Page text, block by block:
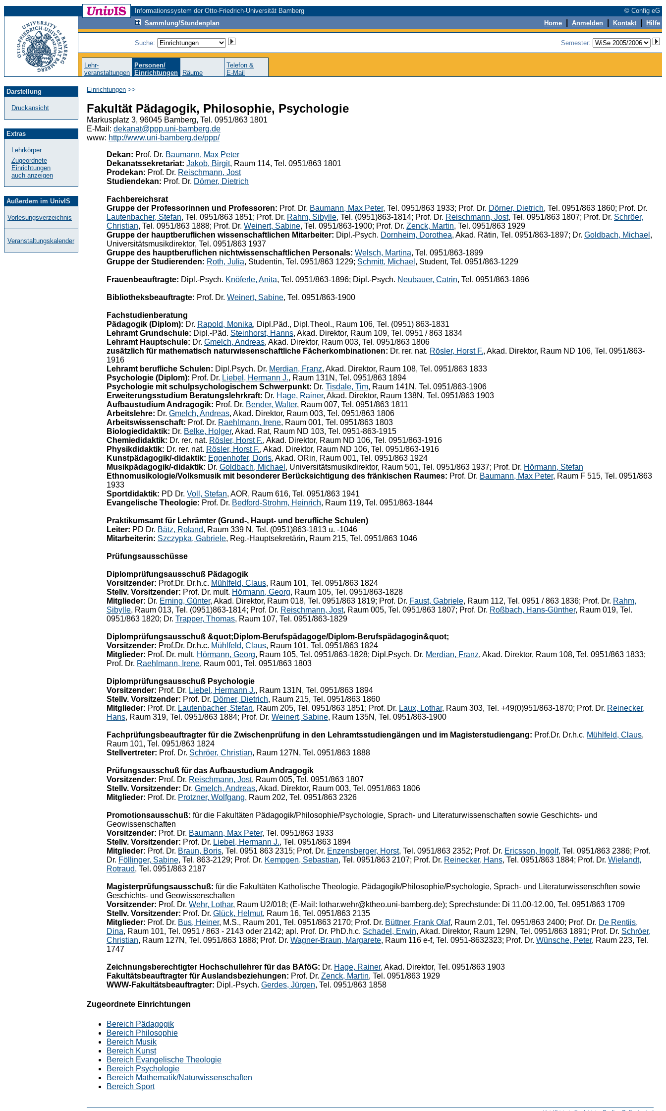
Informationssystem der Otto-Friedrich-Universität Bamberg
© Config eG
Sammlung/Stundenplan
Home Anmelden Kontakt Hilfe
Suche: Semester:
Lehr-
veranstaltungen
Personen/
Einrichtungen
Räume
Telefon &
E-Mail
Darstellung
Druckansicht
Extras
Lehrkörper
Zugeordnete
Einrichtungen
auch anzeigen
Außerdem im UnivIS
Vorlesungsverzeichnis
Veranstaltungskalender
Einrichtungen >>
Fakultät Pädagogik, Philosophie, Psychologie
Markusplatz 3, 96045 Bamberg, Tel. 0951/863 1801
E-Mail: dekanat@ppp.uni-bamberg.de
www: http://www.uni-bamberg.de/ppp/
Dekan: Prof. Dr. Baumann, Max Peter
Dekanatssekretariat: Jakob, Birgit, Raum 114, Tel. 0951/863 1801
Prodekan: Prof. Dr. Reischmann, Jost
Studiendekan: Prof. Dr. Dörner, Dietrich
Fachbereichsrat
Gruppe der Professorinnen und Professoren: Prof. Dr. Baumann, Max Peter, Tel. 0951/863 1933; Prof. Dr. Dörner, Dietrich, Tel. 0951/863 1860; Prof. Dr.
Lautenbacher, Stefan, Tel. 0951/863 1851; Prof. Dr. Rahm, Sibylle, Tel. (0951)863-1814; Prof. Dr. Reischmann, Jost, Tel. 0951/863 1807; Prof. Dr. Schröer,
Christian, Tel. 0951/863 1888; Prof. Dr. Weinert, Sabine, Tel. 0951/863-1900; Prof. Dr. Zenck, Martin, Tel. 0951/863 1929
Gruppe der hauptberuflichen wissenschaftlichen Mitarbeiter: Dipl.-Psych. Dornheim, Dorothea, Akad. Rätin, Tel. 0951/863-1897; Dr. Goldbach, Michael ,
Universitätsmusikdirektor, Tel. 0951/863 1937
Gruppe des hauptberuflichen nichtwissenschaftlichen Personals: Welsch, Martina, Tel. 0951/863-1899
Gruppe der Studierenden: Roth, Julia, Studentin, Tel. 0951/863 1229; Schmitt, Michael , Student, Tel. 0951/863-1229
Frauenbeauftragte: Dipl.-Psych. Knöferle, Anita, Tel. 0951/863-1896; Dipl.-Psych. Neubauer, Catrin, Tel. 0951/863-1896
Bibliotheksbeauftragte: Prof. Dr. Weinert, Sabine, Tel. 0951/863-1900
Fachstudienberatung
Pädagogik (Diplom): Dr. Rapold, Monika, Dipl.Päd., Dipl.Theol., Raum 106, Tel. (0951) 863-1831
Lehramt Grundschule: Dipl.-Päd. Steinhorst, Hanns, Akad. Direktor, Raum 109, Tel. 0951 / 863 1834
Lehramt Hauptschule: Dr. Gmelch, Andreas, Akad. Direktor, Raum 003, Tel. 0951/863 1806
zusätzlich für mathematisch naturwissenschaftliche Fächerkombinationen: Dr. rer. nat. Rösler, Horst F., Akad. Direktor, Raum ND 106, Tel. 0951/863-
1916
Lehramt berufliche Schulen: Dipl.Psych. Dr. Merdian, Franz, Akad. Direktor, Raum 108, Tel. 0951/863 1833
Psychologie (Diplom): Prof. Dr. Liebel, Hermann J., Raum 131N, Tel. 0951/863 1894
Psychologie mit schulpsychologischem Schwerpunkt: Dr. Tisdale, Tim, Raum 141N, Tel. 0951/863-1906
Erweiterungsstudium Beratungslehrkraft: Dr. Hage, Rainer, Akad. Direktor, Raum 138N, Tel. 0951/863 1903
Aufbaustudium Andragogik: Prof. Dr. Bender, Walter, Raum 007, Tel. 0951/863 1811
Arbeitslehre: Dr. Gmelch, Andreas, Akad. Direktor, Raum 003, Tel. 0951/863 1806
Arbeitswissenschaft: Prof. Dr. Raehlmann, Irene, Raum 001, Tel. 0951/863 1803
Biologiedidaktik: Dr. Belke, Holger, Akad. Rat, Raum ND 103, Tel. 0951-863-1915
Chemiedidaktik: Dr. rer. nat. Rösler, Horst F., Akad. Direktor, Raum ND 106, Tel. 0951/863-1916
Physikdidaktik: Dr. rer. nat. Rösler, Horst F., Akad. Direktor, Raum ND 106, Tel. 0951/863-1916
Kunstpädagogik/-didaktik: Eggenhofer, Doris, Akad. ORin, Raum 001, Tel. 0951/863 1924
Musikpädagogik/-didaktik: Dr. Goldbach, Michael , Universitätsmusikdirektor, Raum 501, Tel. 0951/863 1937; Prof. Dr. Hörmann, Stefan
Ethnomusikologie/Volksmusik mit besonderer Berücksichtigung des fränkischen Raumes: Prof. Dr. Baumann, Max Peter, Raum F 515, Tel. 0951/863
1933
Sportdidaktik: PD Dr. Voll, Stefan, AOR, Raum 616, Tel. 0951/863 1941
Evangelische Theologie: Prof. Dr. Bedford-Strohm, Heinrich, Raum 119, Tel. 0951/863-1844
Praktikumsamt für Lehrämter (Grund-, Haupt- und berufliche Schulen)
Leiter: PD Dr. Bätz, Roland, Raum 339 N, Tel. (0951)863-1813 u. -1046
Mitarbeiterin: Szczypka, Gabriele, Reg.-Hauptsekretärin, Raum 215, Tel. 0951/863 1046
Prüfungsausschüsse
Diplomprüfungsausschuß Pädagogik
Vorsitzender: Prof.Dr. Dr.h.c. Mühlfeld, Claus, Raum 101, Tel. 0951/863 1824
Stellv. Vorsitzender: Prof. Dr. mult. Hörmann, Georg, Raum 105, Tel. 0951/863-1828
Mitglieder: Dr. Erning, Günter, Akad. Direktor, Raum 018, Tel. 0951/863 1819; Prof. Dr. Faust, Gabriele, Raum 112, Tel. 0951 / 863 1836; Prof. Dr. Rahm,
Sibylle, Raum 013, Tel. (0951)863-1814; Prof. Dr. Reischmann, Jost, Raum 005, Tel. 0951/863 1807; Prof. Dr. Roßbach, Hans-Günther, Raum 019, Tel.
0951/863 1820; Dr. Trapper, Thomas, Raum 107, Tel. 0951/863-1829
Diplomprüfungsausschuß &quot;Diplom-Berufspädagoge/Diplom-Berufspädagogin&quot;
Vorsitzender: Prof.Dr. Dr.h.c. Mühlfeld, Claus, Raum 101, Tel. 0951/863 1824
Mitglieder: Prof. Dr. mult. Hörmann, Georg, Raum 105, Tel. 0951/863-1828; Dipl.Psych. Dr. Merdian, Franz, Akad. Direktor, Raum 108, Tel. 0951/863 1833;
Prof. Dr. Raehlmann, Irene, Raum 001, Tel. 0951/863 1803
Diplomprüfungsausschuß Psychologie
Vorsitzender: Prof. Dr. Liebel, Hermann J., Raum 131N, Tel. 0951/863 1894
Stellv. Vorsitzender: Prof. Dr. Dörner, Dietrich, Raum 215, Tel. 0951/863 1860
Mitglieder: Prof. Dr. Lautenbacher, Stefan, Raum 205, Tel. 0951/863 1851; Prof. Dr. Laux, Lothar, Raum 303, Tel. +49(0)951/863-1870; Prof. Dr. Reinecker,
Hans, Raum 319, Tel. 0951/863 1884; Prof. Dr. Weinert, Sabine, Raum 135N, Tel. 0951/863-1900
Fachprüfungsbeauftragter für die Zwischenprüfung in den Lehramtsstudiengängen und im Magisterstudiengang: Prof.Dr. Dr.h.c. Mühlfeld, Claus,
Raum 101, Tel. 0951/863 1824
Stellvertreter: Prof. Dr. Schröer, Christian, Raum 127N, Tel. 0951/863 1888
Prüfungsausschuß für das Aufbaustudium Andragogik
Vorsitzender: Prof. Dr. Reischmann, Jost, Raum 005, Tel. 0951/863 1807
Stellv. Vorsitzender: Dr. Gmelch, Andreas, Akad. Direktor, Raum 003, Tel. 0951/863 1806
Mitglieder: Prof. Dr. Protzner, Wolfgang, Raum 202, Tel. 0951/863 2326
Promotionsausschuß: für die Fakultäten Pädagogik/Philosophie/Psychologie, Sprach- und Literaturwissenschaften sowie Geschichts- und
Geowissenschaften
Vorsitzender: Prof. Dr. Baumann, Max Peter, Tel. 0951/863 1933
Stellv. Vorsitzender: Prof. Dr. Liebel, Hermann J., Tel. 0951/863 1894
Mitglieder: Prof. Dr. Braun, Boris, Tel. 0951 863 2315; Prof. Dr. Enzensberger, Horst, Tel. 0951/863 2352; Prof. Dr. Ericsson, Ingolf, Tel. 0951/863 2386; Prof.
Dr. Föllinger, Sabine, Tel. 863-2129; Prof. Dr. Kempgen, Sebastian, Tel. 0951/863 2107; Prof. Dr. Reinecker, Hans, Tel. 0951/863 1884; Prof. Dr. Wielandt,
Rotraud, Tel. 0951/863 2187
Magisterprüfungsausschuß: für die Fakultäten Katholische Theologie, Pädagogik/Philosophie/Psychologie, Sprach- und Literaturwissenschften sowie
Geschichts- und Geowissenschaften
Vorsitzender: Prof. Dr. Wehr, Lothar, Raum U2/018; (E-Mail: lothar.wehr@ktheo.uni-bamberg.de); Sprechstunde: Di 11.00-12.00, Tel. 0951/863 1709
Stellv. Vorsitzender: Prof. Dr. Glück, Helmut, Raum 16, Tel. 0951/863 2135
Mitglieder: Prof. Dr. Bus, Heiner, M.S., Raum 201, Tel. 0951/863 2170; Prof. Dr. Büttner, Frank Olaf, Raum 2.01, Tel. 0951/863 2400; Prof. Dr. De Rentiis,
Dina, Raum 101, Tel. 0951 / 863 - 2143 oder 2142; apl. Prof. Dr. PhD.h.c. Schadel, Erwin, Akad. Direktor, Raum 129N, Tel. 0951/863 1891; Prof. Dr. Schröer,
Christian, Raum 127N, Tel. 0951/863 1888; Prof. Dr. Wagner-Braun, Margarete, Raum 116 e-f, Tel. 0951-8632323; Prof. Dr. Wünsche, Peter, Raum 223, Tel.
1747
Zeichnungsberechtigter Hochschullehrer für das BAföG: Dr. Hage, Rainer, Akad. Direktor, Tel. 0951/863 1903
Fakultätsbeauftragter für Auslandsbeziehungen: Prof. Dr. Zenck, Martin, Tel. 0951/863 1929
WWW-Fakultätsbeauftragter: Dipl.-Psych. Gerdes, Jürgen, Tel. 0951/863 1858
Zugeordnete Einrichtungen
Bereich Pädagogik
Bereich Philosophie
Bereich Musik
Bereich Kunst
Bereich Evangelische Theologie
Bereich Psychologie
Bereich Mathematik/Naturwissenschaften
Bereich Sport